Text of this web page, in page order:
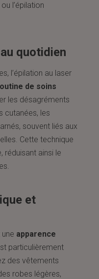
l’épilation
quotidien
l’épilation au laser
de soins
les désagréments
cutanées, les
souvent liés aux
Cette technique
réduisant ainsi le
et
apparence
particulièrement
des vêtements
robes légères,